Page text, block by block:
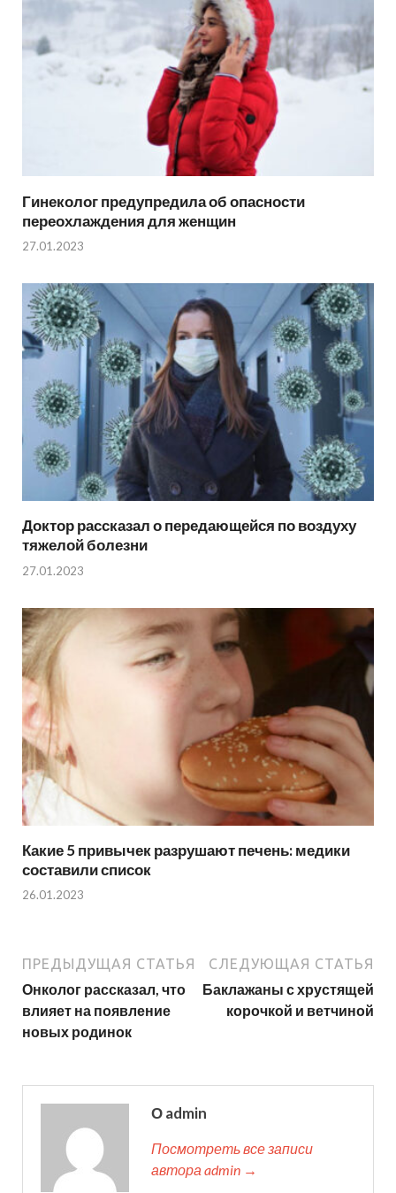
Гинеколог предупредила об опасности
переохлаждения для женщин
27.01.2023
Доктор рассказал о передающейся по воздуху
тяжелой болезни
27.01.2023
Какие 5 привычек разрушают печень: медики
составили список
26.01.2023
ПРЕДЫДУЩАЯ СТАТЬЯ
Онколог рассказал, что
влияет на появление
новых родинок
СЛЕДУЮЩАЯ СТАТЬЯ
Баклажаны с хрустящей
корочкой и ветчиной
О admin
Посмотреть все записи
автора admin →